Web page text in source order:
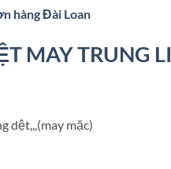
hàng Đài Loan
MAY TRUNG LI
dệt,,,(may mặc)